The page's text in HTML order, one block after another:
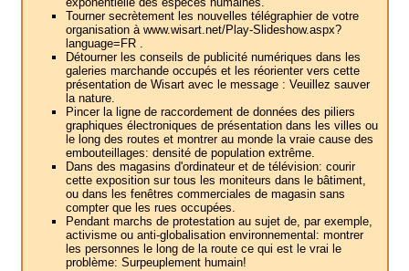
Tourner secrètement les nouvelles télégraphier de votre
organisation à www.wisart.net/Play-Slideshow.aspx?
language=FR .
Détourner les conseils de publicité numériques dans les
galeries marchande occupés et les réorienter vers cette
présentation de Wisart avec le message : Veuillez sauver
la nature.
Pincer la ligne de raccordement de données des piliers
graphiques électroniques de présentation dans les villes ou
le long des routes et montrer au monde la vraie cause des
embouteillages: densité de population extrême.
Dans des magasins d'ordinateur et de télévision: courir
cette exposition sur tous les moniteurs dans le bâtiment,
ou dans les fenêtres commerciales de magasin sans
compter que les rues occupées.
Pendant marchs de protestation au sujet de, par exemple,
activisme ou anti-globalisation environnemental: montrer
les personnes le long de la route ce qui est le vrai le
problème: Surpeuplement humain!